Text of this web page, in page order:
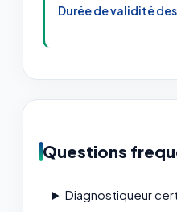
Durée de validité
Questions
Diagnostiqueur